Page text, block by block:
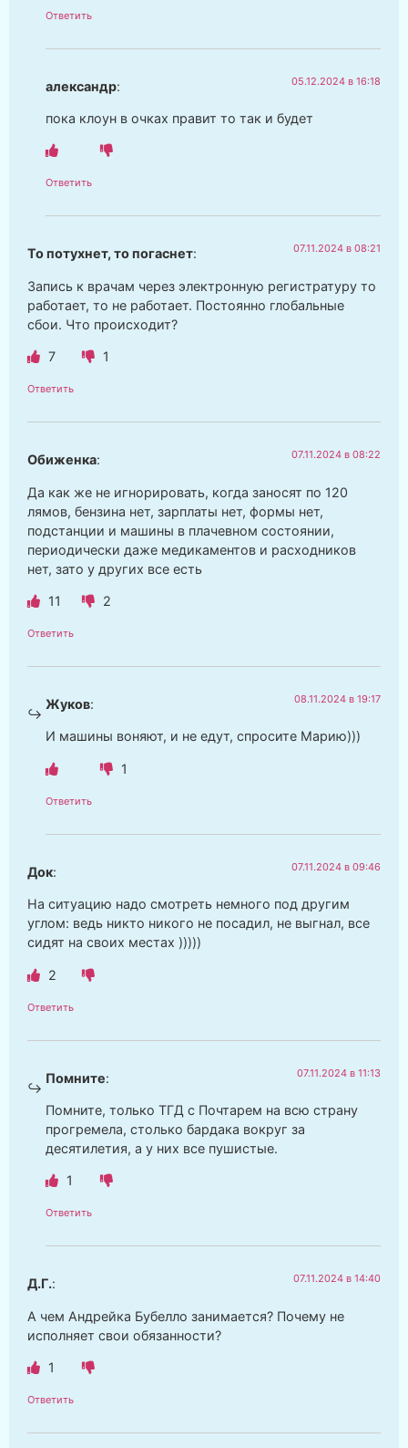
Ответить
александр: 05.12.2024 в 16:18
пока клоун в очках правит то так и будет
Ответить
То потухнет, то погаснет: 07.11.2024 в 08:21
Запись к врачам через электронную регистратуру то
работает, то не работает. Постоянно глобальные
сбои. Что происходит?
7 1
Ответить
Обиженка: 07.11.2024 в 08:22
Да как же не игнорировать, когда заносят по 120
лямов, бензина нет, зарплаты нет, формы нет,
подстанции и машины в плачевном состоянии,
периодически даже медикаментов и расходников
нет, зато у других все есть
11 2
Ответить
Жуков: 08.11.2024 в 19:17
И машины воняют, и не едут, спросите Марию)))
1
Ответить
Док: 07.11.2024 в 09:46
На ситуацию надо смотреть немного под другим
углом: ведь никто никого не посадил, не выгнал, все
сидят на своих местах )))))
2
Ответить
Помните: 07.11.2024 в 11:13
Помните, только ТГД с Почтарем на всю страну
прогремела, столько бардака вокруг за
десятилетия, а у них все пушистые.
1
Ответить
Д.Г.: 07.11.2024 в 14:40
А чем Андрейка Бубелло занимается? Почему не
исполняет свои обязанности?
1
Ответить